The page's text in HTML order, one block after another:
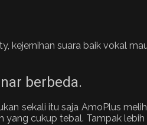
kejernihan suara baik vokal
berbeda.
sekali itu saja AmoPlus
cukup tebal. Tampak lebih